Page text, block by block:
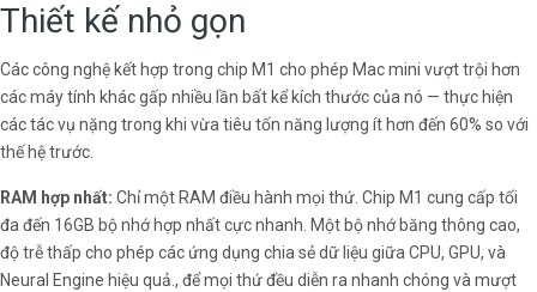
Thiết kế nhỏ gọn
Các công nghệ kết hợp trong chip M1 cho phép Mac mini vượt trội hơn
các máy tính khác gấp nhiều lần bất kể kích thước của nó — thực hiện
các tác vụ nặng trong khi vừa tiêu tốn năng lượng ít hơn đến 60% so với
thế hệ trước.
RAM hợp nhất: Chỉ một RAM điều hành mọi thứ. Chip M1 cung cấp tối
đa đến 16GB bộ nhớ hợp nhất cực nhanh. Một bộ nhớ băng thông cao,
độ trễ thấp cho phép các ứng dụng chia sẻ dữ liệu giữa CPU, GPU, và
Neural Engine hiệu quả., để mọi thứ đều diễn ra nhanh chóng và mượt